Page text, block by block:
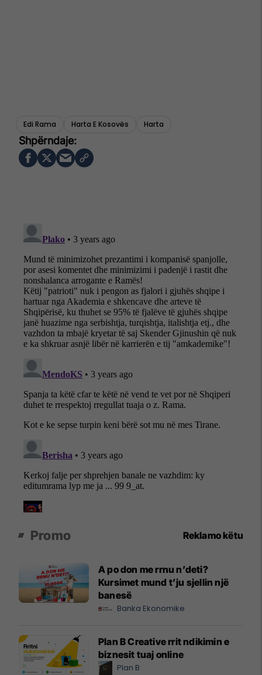
Edi Rama Harta E Kosovës Harta
Promo Reklamo këtu
A po don me rrnu n’deti?
Kursimet mund t’ju sjellin një
banesë
Banka Ekonomike
Plan B Creative rrit ndikimin e
biznesit tuaj online
Plan B